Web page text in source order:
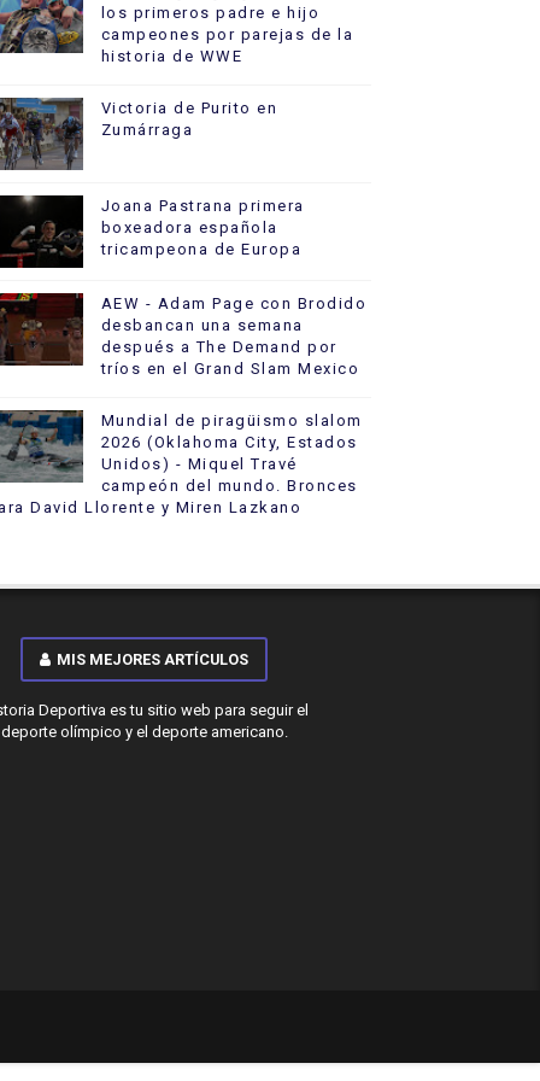
los primeros padre e hijo
campeones por parejas de la
historia de WWE
Victoria de Purito en
Zumárraga
Joana Pastrana primera
boxeadora española
tricampeona de Europa
AEW - Adam Page con Brodido
desbancan una semana
después a The Demand por
tríos en el Grand Slam Mexico
Mundial de piragüismo slalom
2026 (Oklahoma City, Estados
Unidos) - Miquel Travé
campeón del mundo. Bronces
David Llorente y Miren Lazkano
MIS MEJORES ARTÍCULOS
Deportiva es tu sitio web para seguir el
deporte olímpico y el deporte americano.